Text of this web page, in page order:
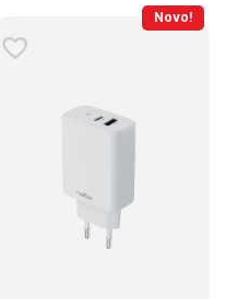
Novo!